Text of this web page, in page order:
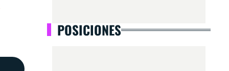
POSICIONES